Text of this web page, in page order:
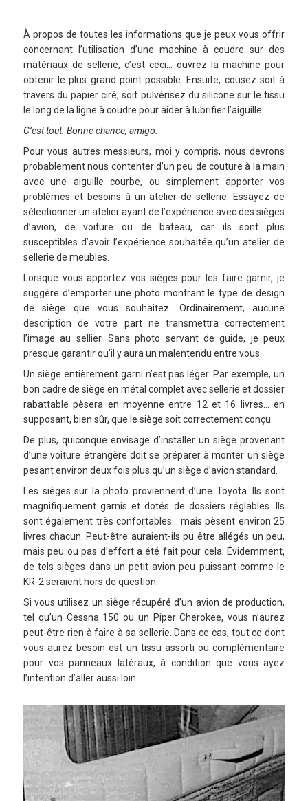
À propos de toutes les informations que je peux vous offrir
concernant l’utilisation d’une machine à coudre sur des
matériaux de sellerie, c’est ceci… ouvrez la machine pour
obtenir le plus grand point possible. Ensuite, cousez soit à
travers du papier ciré, soit pulvérisez du silicone sur le tissu
le long de la ligne à coudre pour aider à lubrifier l’aiguille.
C’est tout. Bonne chance, amigo.
Pour vous autres messieurs, moi y compris, nous devrons
probablement nous contenter d’un peu de couture à la main
avec une aiguille courbe, ou simplement apporter vos
problèmes et besoins à un atelier de sellerie. Essayez de
sélectionner un atelier ayant de l’expérience avec des sièges
d’avion, de voiture ou de bateau, car ils sont plus
susceptibles d’avoir l’expérience souhaitée qu’un atelier de
sellerie de meubles.
Lorsque vous apportez vos sièges pour les faire garnir, je
suggère d’emporter une photo montrant le type de design
de siège que vous souhaitez. Ordinairement, aucune
description de votre part ne transmettra correctement
l’image au sellier. Sans photo servant de guide, je peux
presque garantir qu’il y aura un malentendu entre vous.
Un siège entièrement garni n’est pas léger. Par exemple, un
bon cadre de siège en métal complet avec sellerie et dossier
rabattable pèsera en moyenne entre 12 et 16 livres… en
supposant, bien sûr, que le siège soit correctement conçu.
De plus, quiconque envisage d’installer un siège provenant
d’une voiture étrangère doit se préparer à monter un siège
pesant environ deux fois plus qu’un siège d’avion standard.
Les sièges sur la photo proviennent d’une Toyota. Ils sont
magnifiquement garnis et dotés de dossiers réglables. Ils
sont également très confortables… mais pèsent environ 25
livres chacun. Peut-être auraient-ils pu être allégés un peu,
mais peu ou pas d’effort a été fait pour cela. Évidemment,
de tels sièges dans un petit avion peu puissant comme le
KR-2 seraient hors de question.
Si vous utilisez un siège récupéré d’un avion de production,
tel qu’un Cessna 150 ou un Piper Cherokee, vous n’aurez
peut-être rien à faire à sa sellerie. Dans ce cas, tout ce dont
vous aurez besoin est un tissu assorti ou complémentaire
pour vos panneaux latéraux, à condition que vous ayez
l’intention d’aller aussi loin.